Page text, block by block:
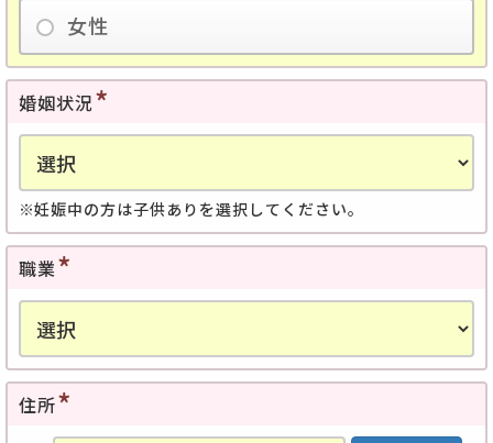
女性
婚姻状況
妊娠中の方は子供ありを選択してください。
職業
住所